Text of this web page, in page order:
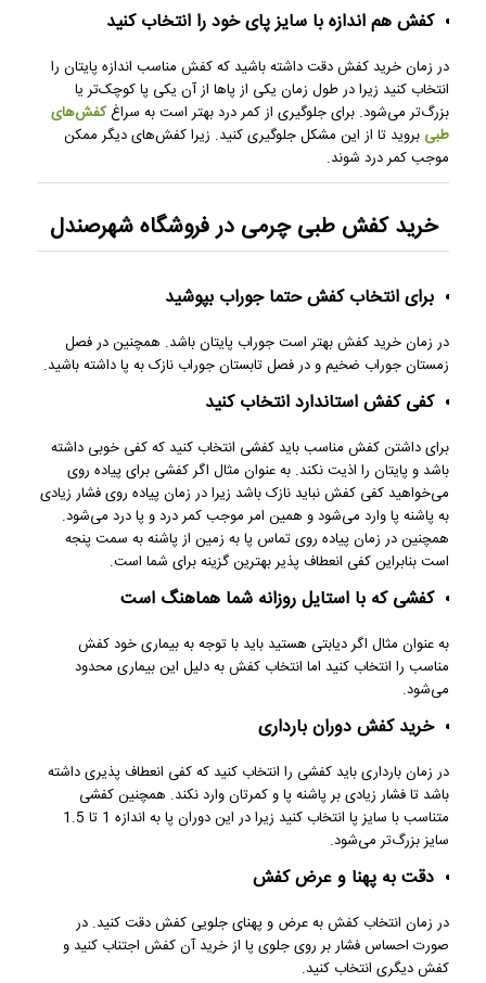
کفش هم اندازه با سایز پای خود را انتخاب کنید
در زمان خرید کفش دقت داشته باشید که کفش مناسب اندازه پایتان را
انتخاب کنید زیرا در طول زمان یکی از پاها از آن یکی پا کوچک‌تر یا
بزرگ‌تر می‌شود. برای جلوگیری از کمر درد بهتر است به سراغکفش‌های
طبی بروید تا از این مشکل جلوگیری کنید. زیرا کفش‌های دیگر ممکن
موجب کمر درد شوند.
خرید کفش طبی چرمی در فروشگاهشهرصندل
برای انتخاب کفش حتما جوراب بپوشید
در زمان خرید کفش بهتر است جوراب پایتان باشد. همچنین در فصل
زمستان جوراب ضخیم و در فصل تابستان جوراب نازک به پا داشته باشید.
کفی کفش استاندارد انتخاب کنید
برای داشتن کفش مناسب باید کفشی انتخاب کنید که کفی خوبی داشته
باشد و پایتان را اذیت نکند. به عنوان مثال اگر کفشی برای پیاده روی
می‌خواهید کفی کفش نباید نازک باشد زیرا در زمان پیاده روی فشار زیادی
به پاشنه پا وارد می‌شود و همین امر موجب کمر درد و پا درد می‌شود.
همچنین در زمان پیاده روی تماس پا به زمین از پاشنه به سمت پنجه
است بنابراین کفی انعطاف پذیر بهترین گزینه برای شما است.
کفشی که با استایل روزانه شما هماهنگ است
به عنوان مثال اگر دیابتی هستید باید با توجه به بیماری خود کفش
مناسب را انتخاب کنید اما انتخاب کفش به دلیل این بیماری محدود
می‌شود.
خرید کفش دوران بارداری
در زمان بارداری باید کفشی را انتخاب کنید که کفی انعطاف پذیری داشته
باشد تا فشار زیادی بر پاشنه پا و کمرتان وارد نکند. همچنین کفشی
متناسب با سایز پا انتخاب کنید زیرا در این دوران پا به اندازه 1 تا 1.5
سایز بزرگ‌تر می‌شود.
دقت به پهنا و عرض کفش
در زمان انتخاب کفش به عرض و پهنای جلویی کفش دقت کنید. در
صورت احساس فشار بر روی جلوی پا از خرید آن کفش اجتناب کنید و
کفش دیگری انتخاب کنید.